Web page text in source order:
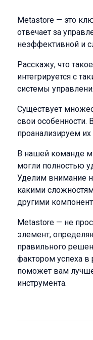
Metastore — это
отвечает за
неэффективной и
Расскажу, что
интегрируется с
системы
Существует
свои
проанализируем
В нашей команде
могли полностью
Уделим внимание
какими
другими
Metastore — не
элемент,
правильного
фактором успеха
поможет вам
инструмента.